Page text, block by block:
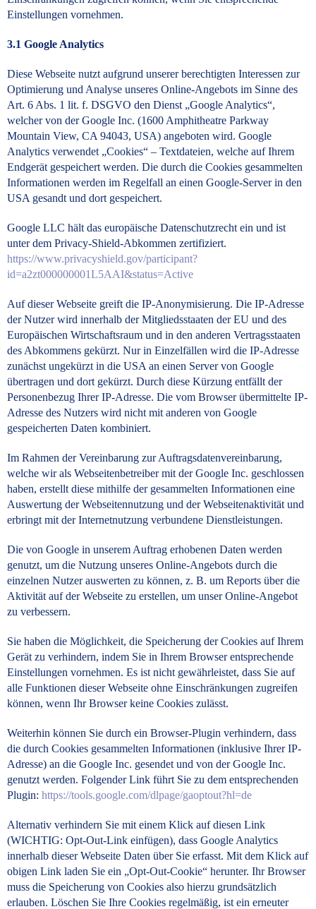
Einstellungen vornehmen.
3.1 Google Analytics
Diese Webseite nutzt aufgrund unserer berechtigten Interessen zur
Optimierung und Analyse unseres Online-Angebots im Sinne des
Art. 6 Abs. 1 lit. f. DSGVO den Dienst „Google Analytics“,
welcher von der Google Inc. (1600 Amphitheatre Parkway
Mountain View, CA 94043, USA) angeboten wird. Google
Analytics verwendet „Cookies“ – Textdateien, welche auf Ihrem
Endgerät gespeichert werden. Die durch die Cookies gesammelten
Informationen werden im Regelfall an einen Google-Server in den
USA gesandt und dort gespeichert.
Google LLC hält das europäische Datenschutzrecht ein und ist
unter dem Privacy-Shield-Abkommen zertifiziert.
https://www.privacyshield.gov/participant?
id=a2zt000000001L5AAI&status=Active
Auf dieser Webseite greift die IP-Anonymisierung. Die IP-Adresse
der Nutzer wird innerhalb der Mitgliedsstaaten der EU und des
Europäischen Wirtschaftsraum und in den anderen Vertragsstaaten
des Abkommens gekürzt. Nur in Einzelfällen wird die IP-Adresse
zunächst ungekürzt in die USA an einen Server von Google
übertragen und dort gekürzt. Durch diese Kürzung entfällt der
Personenbezug Ihrer IP-Adresse. Die vom Browser übermittelte IP-
Adresse des Nutzers wird nicht mit anderen von Google
gespeicherten Daten kombiniert.
Im Rahmen der Vereinbarung zur Auftragsdatenvereinbarung,
welche wir als Webseitenbetreiber mit der Google Inc. geschlossen
haben, erstellt diese mithilfe der gesammelten Informationen eine
Auswertung der Webseitennutzung und der Webseitenaktivität und
erbringt mit der Internetnutzung verbundene Dienstleistungen.
Die von Google in unserem Auftrag erhobenen Daten werden
genutzt, um die Nutzung unseres Online-Angebots durch die
einzelnen Nutzer auswerten zu können, z. B. um Reports über die
Aktivität auf der Webseite zu erstellen, um unser Online-Angebot
zu verbessern.
Sie haben die Möglichkeit, die Speicherung der Cookies auf Ihrem
Gerät zu verhindern, indem Sie in Ihrem Browser entsprechende
Einstellungen vornehmen. Es ist nicht gewährleistet, dass Sie auf
alle Funktionen dieser Webseite ohne Einschränkungen zugreifen
können, wenn Ihr Browser keine Cookies zulässt.
Weiterhin können Sie durch ein Browser-Plugin verhindern, dass
die durch Cookies gesammelten Informationen (inklusive Ihrer IP-
Adresse) an die Google Inc. gesendet und von der Google Inc.
genutzt werden. Folgender Link führt Sie zu dem entsprechenden
Plugin: https://tools.google.com/dlpage/gaoptout?hl=de
Alternativ verhindern Sie mit einem Klick auf diesen Link
(WICHTIG: Opt-Out-Link einfügen), dass Google Analytics
innerhalb dieser Webseite Daten über Sie erfasst. Mit dem Klick auf
obigen Link laden Sie ein „Opt-Out-Cookie“ herunter. Ihr Browser
muss die Speicherung von Cookies also hierzu grundsätzlich
erlauben. Löschen Sie Ihre Cookies regelmäßig, ist ein erneuter